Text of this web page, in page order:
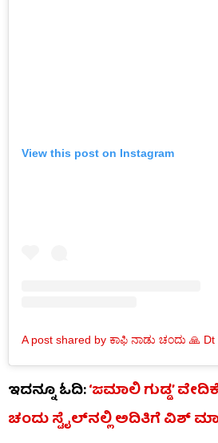
View this post on Instagram
ಇದನ್ನೂ ಓದಿ:‘ಜಮಾಲಿ ಗುಡ್ಡ’
ಚಂದು ಸ್ಟೈಲ್​ನಲ್ಲಿ ಅದಿತಿಗೆ ವಿಶ್​